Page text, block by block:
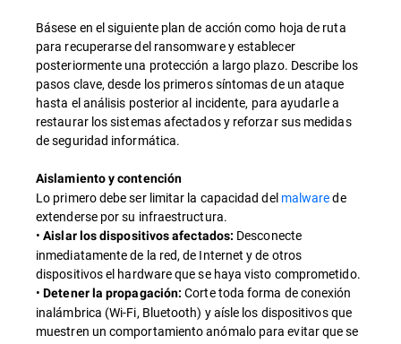
Básese en el siguiente plan de acción como hoja de ruta
para recuperarse del ransomware y establecer
posteriormente una protección a largo plazo. Describe los
pasos clave, desde los primeros síntomas de un ataque
hasta el análisis posterior al incidente, para ayudarle a
restaurar los sistemas afectados y reforzar sus medidas
de seguridad informática.
Aislamiento y contención
Lo primero debe ser limitar la capacidad del malwarede
extenderse por su infraestructura.
•Aislar los dispositivos afectados: Desconecte
inmediatamente de la red, de Internet y de otros
dispositivos el hardware que se haya visto comprometido.
•Detener la propagación: Corte toda forma de conexión
inalámbrica (Wi-Fi, Bluetooth) y aísle los dispositivos que
muestren un comportamiento anómalo para evitar que se